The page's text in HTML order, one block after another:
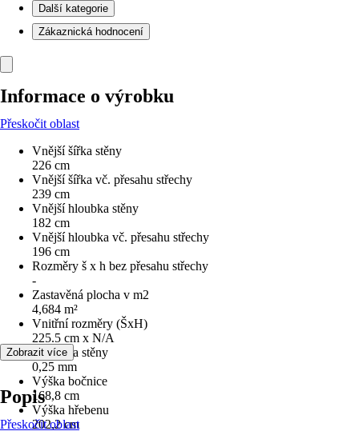
Další kategorie
Zákaznická hodnocení
Informace o výrobku
Přeskočit oblast
Vnější šířka stěny
226 cm
Vnější šířka vč. přesahu střechy
239 cm
Vnější hloubka stěny
182 cm
Vnější hloubka vč. přesahu střechy
196 cm
Rozměry š x h bez přesahu střechy
-
Zastavěná plocha v m2
4,684 m²
Vnitřní rozměry (ŠxH)
225.5 cm x N/A
Tloušťka stěny
0,25 mm
Výška bočnice
168,8 cm
Výška hřebenu
202,2 cm
Zobrazit více
Popis
Přeskočit oblast